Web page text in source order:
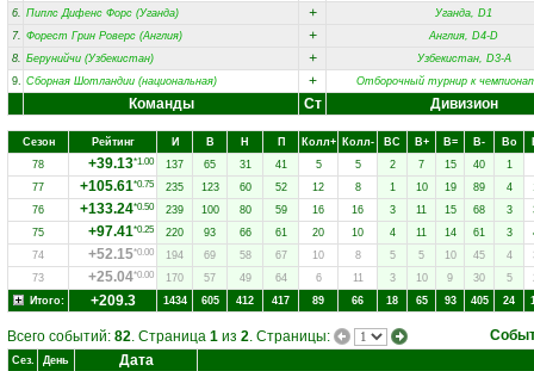
6. Пиплс Дифенс Форс (Уганда) +
Уганда, D1
7. Форест Грин Роверс (Англия) +
Англия, D4-D
8. Берунийчи (Узбекистан) +
Узбекистан, D3-A
9. Сборная Шотландии (национальная) + Отборочный турнир к
Команды Ст Дивизион
Сезон Рейтинг И В Н П Колл+ Колл- ВC В+ В= В- Вo
78
+39.13*1.00 137 65 31 41 5 5 2 7 15 40
1
77
+105.61*0.75 235 123 60 52 12 8 1 10 19 89 4
76
+133.24*0.50 239 100 80 59 16 16 3 11 15 68 3
75
+97.41*0.25 220 93 66 61 20 10 4 11 14 61 3
74
+52.15*0.00 194 69 58 67 10 8 5 5 10 45 4
73
+25.04*0.00 170 57 49 64 6 11 3 10 9 30 5
Итого:
+209.3 1434 605 412 417 89 66 18 65 93 405 24
Всего событий: 82. Страница 1 из 2. Страницы:
Сез. День Дата